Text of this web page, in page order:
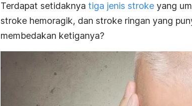
Terdapat setidaknya tiga jenis stroke yang
stroke hemoragik, dan stroke ringan yang
membedakan ketiganya?